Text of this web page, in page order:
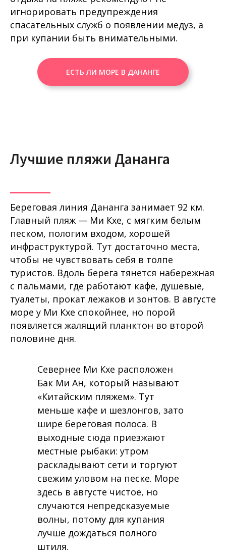
игнорировать предупреждения
спасательных служб о появлении медуз, а
при купании быть внимательными.
ЕСТЬ ЛИ МОРЕ В ДАНАНГЕ
Лучшие пляжи Дананга
Береговая линия Дананга занимает 92 км.
Главный пляж — Ми Кхе, с мягким белым
песком, пологим входом, хорошей
инфраструктурой. Тут достаточно места,
чтобы не чувствовать себя в толпе
туристов. Вдоль берега тянется набережная
с пальмами, где работают кафе, душевые,
туалеты, прокат лежаков и зонтов. В августе
море у Ми Кхе спокойнее, но порой
появляется жалящий планктон во второй
половине дня.
Севернее Ми Кхе расположен
Бак Ми Ан, который называют
«Китайским пляжем». Тут
меньше кафе и шезлонгов, зато
шире береговая полоса. В
выходные сюда приезжают
местные рыбаки: утром
раскладывают сети и торгуют
свежим уловом на песке. Море
здесь в августе чистое, но
случаются непредсказуемые
волны, потому для купания
лучше дождаться полного
штиля.